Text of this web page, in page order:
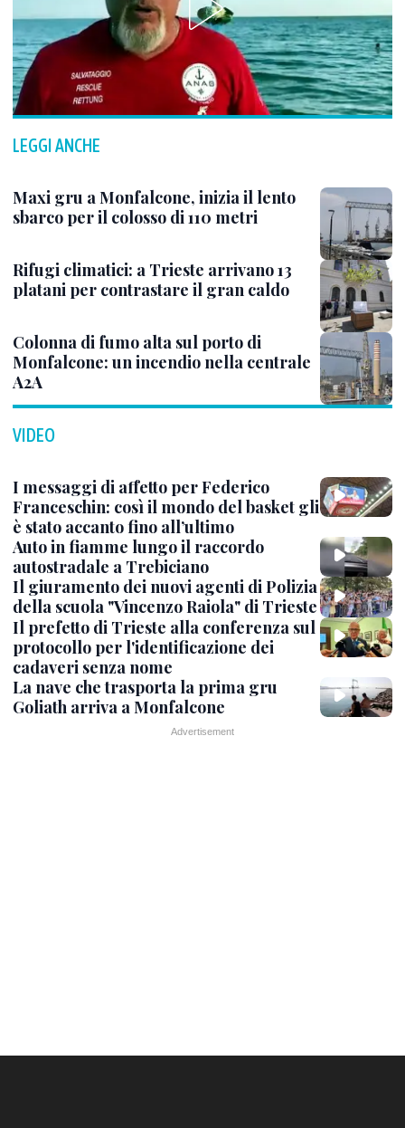
LEGGI ANCHE
Maxi gru a Monfalcone, inizia il lento
sbarco per il colosso di 110 metri
Rifugi climatici: a Trieste arrivano 13
platani per contrastare il gran caldo
Colonna di fumo alta sul porto di
Monfalcone: un incendio nella centrale
A2A
VIDEO
I messaggi di affetto per Federico
Franceschin: così il mondo del basket gli
è stato accanto fino all’ultimo
Auto in fiamme lungo il raccordo
autostradale a Trebiciano
Il giuramento dei nuovi agenti di Polizia
della scuola "Vincenzo Raiola" di Trieste
Il prefetto di Trieste alla conferenza sul
protocollo per l'identificazione dei
cadaveri senza nome
La nave che trasporta la prima gru
Goliath arriva a Monfalcone